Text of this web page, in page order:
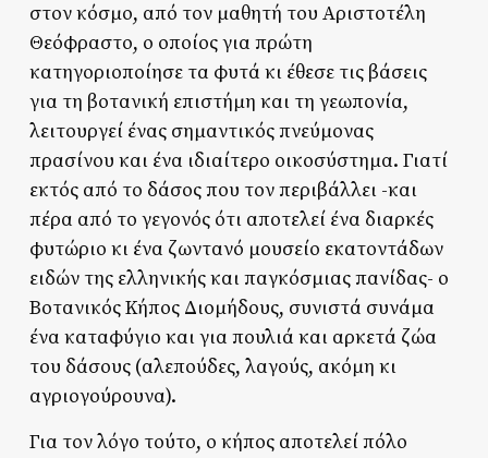
στον κόσμο, από τον μαθητή του Αριστοτέλη
Θεόφραστο, ο οποίος για πρώτη
κατηγοριοποίησε τα φυτά κι έθεσε τις βάσεις
για τη βοτανική επιστήμη και τη γεωπονία,
λειτουργεί ένας σημαντικός πνεύμονας
πρασίνου και ένα ιδιαίτερο οικοσύστημα. Γιατί
εκτός από το δάσος που τον περιβάλλει -και
πέρα από το γεγονός ότι αποτελεί ένα διαρκές
φυτώριο κι ένα ζωντανό μουσείο εκατοντάδων
ειδών της ελληνικής και παγκόσμιας πανίδας- ο
Βοτανικός Κήπος Διομήδους, συνιστά συνάμα
ένα καταφύγιο και για πουλιά και αρκετά ζώα
του δάσους (αλεπούδες, λαγούς, ακόμη κι
αγριογούρουνα).
Για τον λόγο τούτο, ο κήπος αποτελεί πόλο